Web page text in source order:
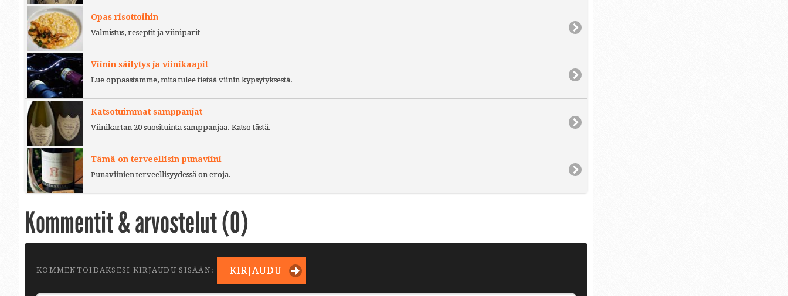
Opas risottoihin
Valmistus, reseptit ja viiniparit
Viinin säilytys ja viinikaapit
Lue oppaastamme, mitä tulee tietää viinin kypsytyksestä.
Katsotuimmat samppanjat
Viinikartan 20 suosituinta samppanjaa. Katso tästä.
Tämä on terveellisin punaviini
Punaviinien terveellisyydessä on eroja.
Kommentit & arvostelut (0)
KOMMENTOIDAKSESI KIRJAUDU SISÄÄN: KIRJAUDU